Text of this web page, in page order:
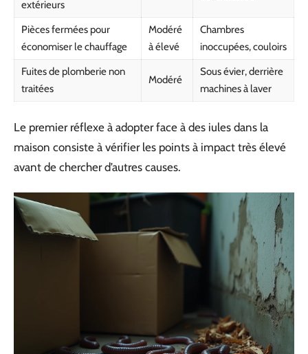
extérieurs
Pièces fermées pour
économiser le chauffage
Modéré
à élevé
Chambres
inoccupées, couloirs
Fuites de plomberie non
traitées
Modéré
Sous évier, derrière
machines à laver
Le premier réflexe à adopter face à des iules dans la
maison consiste à vérifier les points à impact très élevé
avant de chercher d’autres causes.